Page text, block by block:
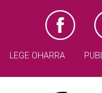
LEGE OHARRA